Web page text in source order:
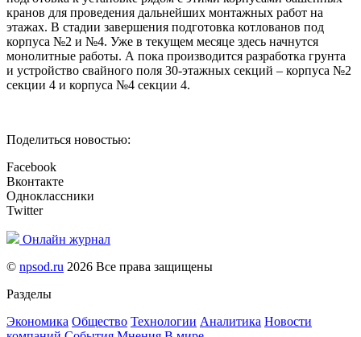
кранов для проведения дальнейших монтажных работ на
этажах. В стадии завершения подготовка котлованов под
корпуса №2 и №4. Уже в текущем месяце здесь начнутся
монолитные работы. А пока производится разработка грунта
и устройство свайного поля 30-этажных секций – корпуса №2
секции 4 и корпуса №4 секции 4.
Поделиться новостью:
Facebook
Вконтакте
Одноклассники
Twitter
Онлайн журнал
© npsod.ru 2026 Все права защищены
Разделы
Экономика Общество Технологии Аналитика Новости